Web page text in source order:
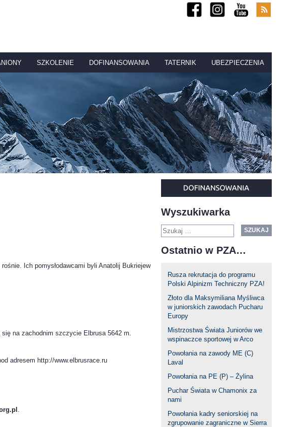
SZKOLENIE DOFINANSOWANIA TATERNIK UBEZPIECZENIA
Wyszukiwarka
SZUKAJ
Ostatnio w PZA…
Rusza rekrutacja do programu
Polski Alpinizm Techniczny PZA!
Złoto dla Maksymiliana Myśliwca
w juniorskich zawodach Pucharu
Europy
Mistrzostwa Świata Juniorów we
wspinaczce sportowej w Arco
Powołania na zawody ME (C)
Laval
Powołania na PE (P) – Żylina
Puchar Świata w Chamonix za
nami
Powołania kadry seniorskiej na
zgrupowanie zagraniczne w Sierra
Ich pomysłodawcami byli Anatolij Bukriejew
na zachodnim szczycie Elbrusa 5642 m.
adresem http://www.elbrusrace.ru
.